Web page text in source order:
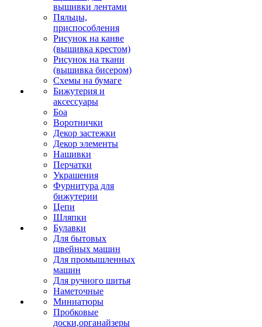
вышивки лентами
Пяльцы,
приспособления
Рисунок на канве
(вышивка крестом)
Рисунок на ткани
(вышивка бисером)
Схемы на бумаге
Бижутерия и
аксессуары
Боа
Воротнички
Декор застежки
Декор элементы
Нашивки
Перчатки
Украшения
Фурнитура для
бижутерии
Цепи
Шляпки
Булавки
Для бытовых
швейных машин
Для промышленных
машин
Для ручного шитья
Наметочные
Миниатюры
Пробковые
доски,органайзеры